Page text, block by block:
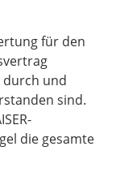
für den
durch und
sind.
die gesamte